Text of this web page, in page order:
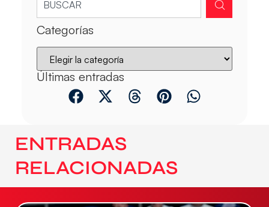
Categorías
Últimas entradas
ENTRADAS
RELACIONADAS